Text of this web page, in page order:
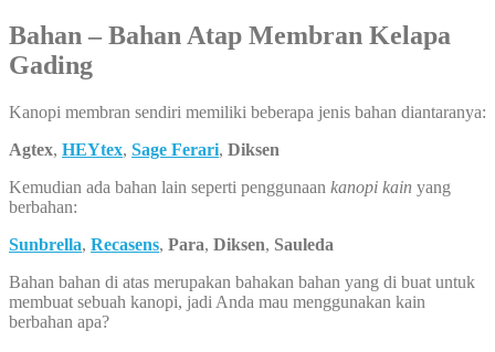
Bahan – Bahan Atap Membran Kelapa
Gading
Kanopi membran sendiri memiliki beberapa jenis bahan diantaranya:
Agtex, HEYtex, Sage Ferari, Diksen
Kemudian ada bahan lain seperti penggunaan kanopi kain yang
berbahan:
Sunbrella, Recasens, Para, Diksen, Sauleda
Bahan bahan di atas merupakan bahakan bahan yang di buat untuk
membuat sebuah kanopi, jadi Anda mau menggunakan kain
berbahan apa?